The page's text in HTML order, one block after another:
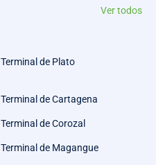
Ver todos
Terminal de Plato
Terminal de Cartagena
Terminal de Corozal
Terminal de Magangue